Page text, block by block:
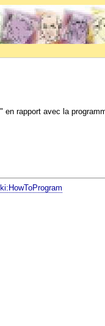
rapport avec la